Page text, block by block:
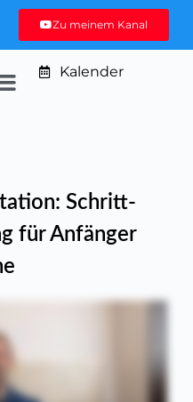
Zu meinem Kanal
Kalender
Schritt-
für Anfänger